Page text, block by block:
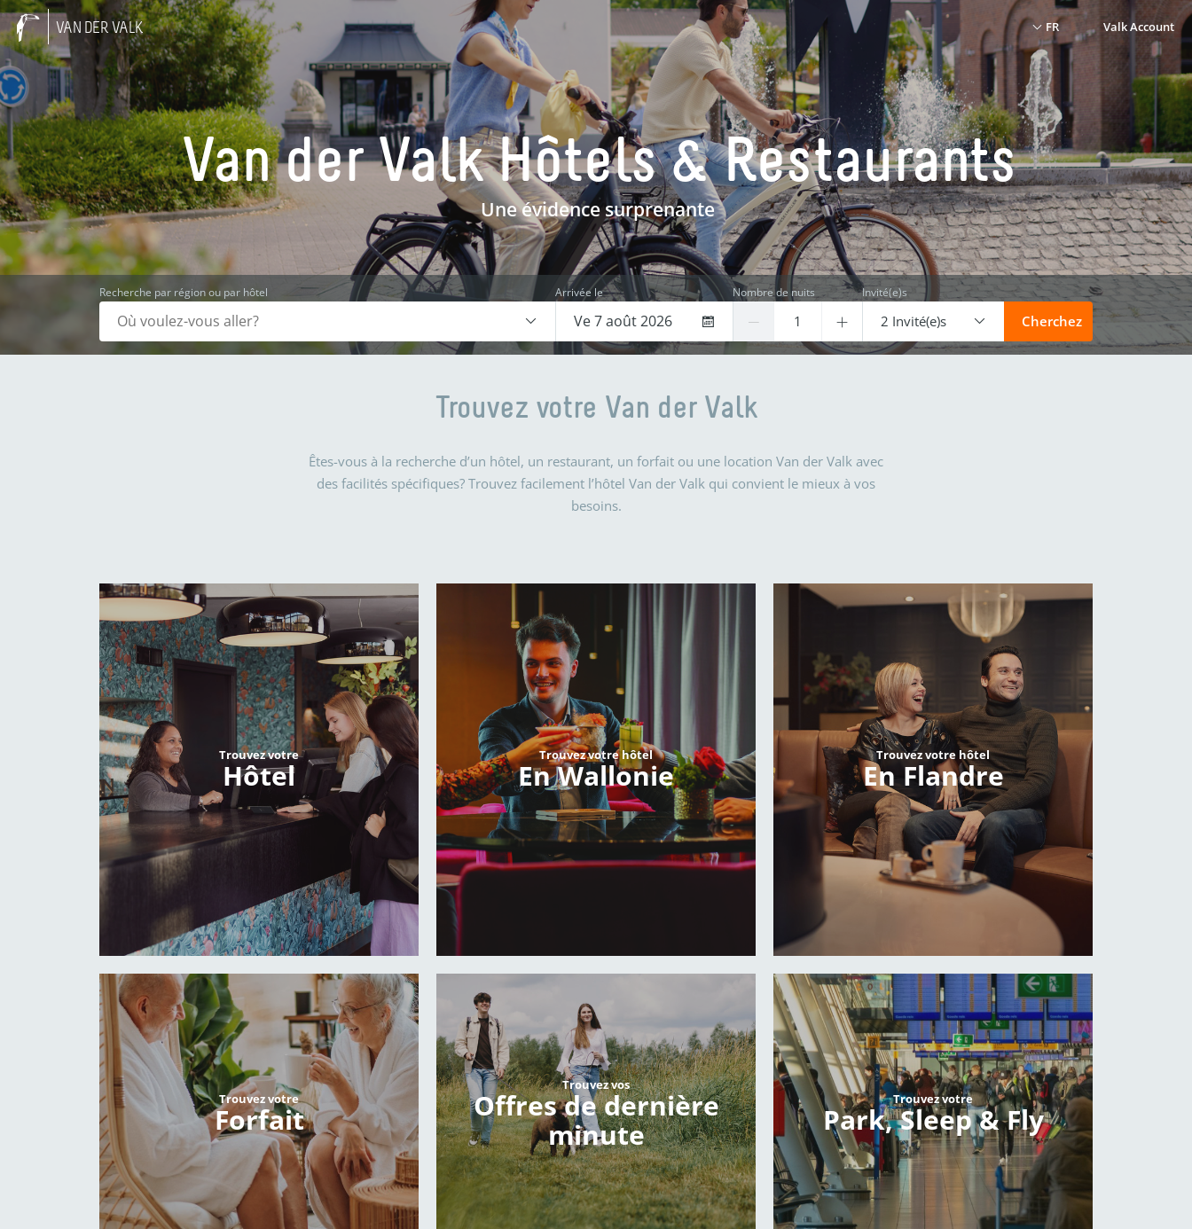
VAN DER VALK FR Valk Account
Van der Valk Hôtels & Restaurants
Une évidence surprenante
Recherche par région ou par hôtel Arrivée le Nombre de nuits Invité(e)s
2 Invité(e)s Cherchez
Trouvez votre Van der Valk
Êtes-vous à la recherche d’un hôtel, un restaurant, un forfait ou une location Van der Valk avec
des facilités spécifiques? Trouvez facilement l’hôtel Van der Valk qui convient le mieux à vos
besoins.
Trouvez votre
Hôtel
Trouvez votre hôtel
En Wallonie
Trouvez votre hôtel
En Flandre
Trouvez votre
Forfait
Trouvez vos
Offres de dernière
minute
Trouvez votre
Park, Sleep & Fly